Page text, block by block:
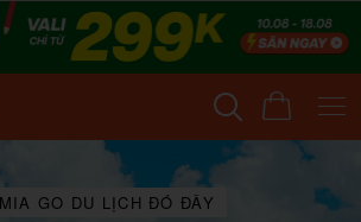
GO DU LỊCH ĐÓ ĐÂY